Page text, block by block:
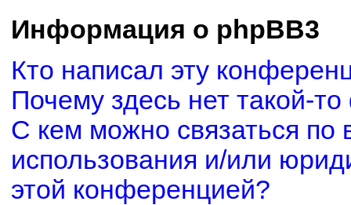
Информация о phpBB3
Кто написал эту
Почему здесь нет такой-
С кем можно связаться по
использования и/или
этой конференцией?